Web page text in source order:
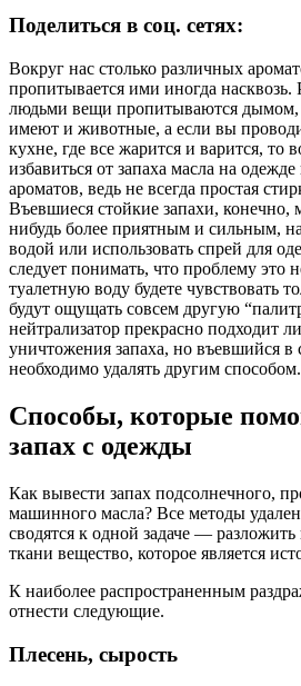
Поделиться в соц. сетях:
Вокруг нас столько различных
пропитывается ими иногда
людьми вещи пропитываются дымом,
имеют и животные, а если вы
кухне, где все жарится и варится, то
избавиться от запаха масла на
ароматов, ведь не всегда простая
Въевшиеся стойкие запахи, конечно,
нибудь более приятным и сильным,
водой или использовать спрей для
следует понимать, что проблему это
туалетную воду будете чувствовать
будут ощущать совсем другую
нейтрализатор прекрасно подходит
уничтожения запаха, но въевшийся в
необходимо удалять другим способом.
Способы, которые
запах с одежды
Как вывести запах подсолнечного,
машинного масла? Все методы
сводятся к одной задаче —
ткани вещество, которое является
К наиболее распространенным
отнести следующие.
Плесень, сырость